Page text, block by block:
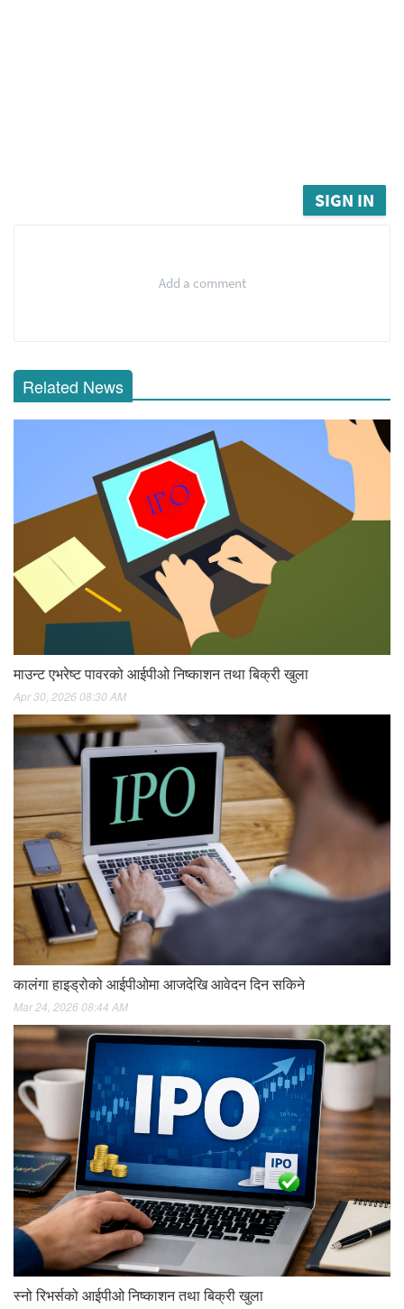
SIGN IN
Add a comment
Related News
माउन्ट एभरेष्ट पावरको आईपीओ निष्काशन तथा बिक्री खुला
Apr 30, 2026 08:30 AM
कालंगा हाइड्रोको आईपीओमा आजदेखि आवेदन दिन सकिने
Mar 24, 2026 08:44 AM
स्नो रिभर्सको आईपीओ निष्काशन तथा बिक्री खुला